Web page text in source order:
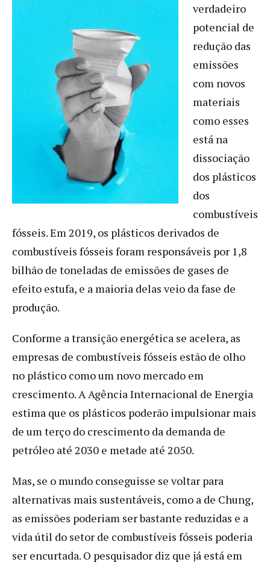
verdadeiro
potencial de
redução das
emissões
com novos
materiais
como esses
está na
dissociação
dos plásticos
dos
combustíveis
fósseis. Em 2019, os plásticos derivados de
combustíveis fósseis foram responsáveis por 1,8
bilhão de toneladas de emissões de gases de
efeito estufa, e a maioria delas veio da fase de
produção.
Conforme a transição energética se acelera, as
empresas de combustíveis fósseis estão de olho
no plástico como um novo mercado em
crescimento. A Agência Internacional de Energia
estima que os plásticos poderão impulsionar mais
de um terço do crescimento da demanda de
petróleo até 2030 e metade até 2050.
Mas, se o mundo conseguisse se voltar para
alternativas mais sustentáveis, como a de Chung,
as emissões poderiam ser bastante reduzidas e a
vida útil do setor de combustíveis fósseis poderia
ser encurtada. O pesquisador diz que já está em